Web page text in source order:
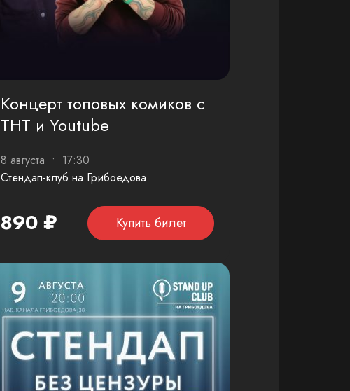
Концерт топовых комиков с
ТНТ и Youtube
8 августа • 17:30
Стендап-клуб на Грибоедова
890 ₽ Купить билет